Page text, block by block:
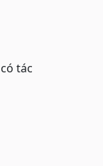
tác